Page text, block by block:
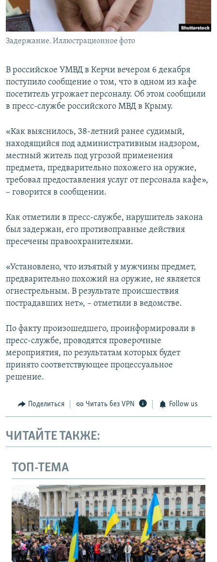
ПОБЕДИТЕЛЕЙ НЕ СУДЯТ?
КРЫМ.НЕПОКОРЕННЫЙ
ELIFBE
ПРИСОЕДИНЯЙТЕСЬ!
Все сайты RFE/RL
Задержание. Иллюстрационное фото
В российское УМВД в Керчи вечером 6 декабря
поступило сообщение о том, что в одном из кафе
посетитель угрожает персоналу. Об этом сообщили
в пресс-службе российского МВД в Крыму.
«Как выяснилось, 38-летний ранее судимый,
находящийся под административным надзором,
местный житель под угрозой применения
предмета, предварительно похожего на оружие,
требовал предоставления услуг от персонала кафе»,
– говорится в сообщении.
Как отметили в пресс-службе, нарушитель закона
был задержан, его противоправные действия
пресечены правоохранителями.
«Установлено, что изъятый у мужчины предмет,
предварительно похожий на оружие, не является
огнестрельным. В результате происшествия
пострадавших нет», – отметили в ведомстве.
По факту произошедшего, проинформировали в
пресс-службе, проводятся проверочные
мероприятия, по результатам которых будет
принято соответствующее процессуальное
решение.
Поделиться Читать без VPN Follow us
ЧИТАЙТЕ ТАКЖЕ:
ТОП-ТЕМА